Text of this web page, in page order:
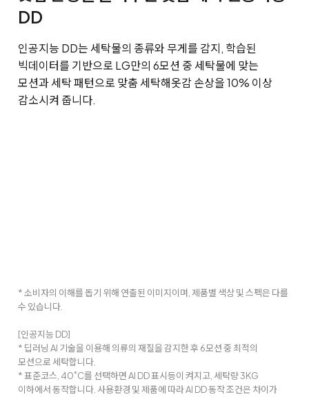
DD
인공지능 DD는 세탁물의 종류와 무게를 감지, 학습된
빅데이터를 기반으로 LG만의 6모션 중 세탁물에 맞는
모션과 세탁 패턴으로 맞춤 세탁해옷감 손상을 10% 이상
감소시켜 줍니다.
* 소비자의 이해를 돕기 위해 연출된 이미지이며, 제품별 색상 및 스펙은 다를
수 있습니다.
[인공지능 DD]
* 딥러닝 AI 기술을 이용해 의류의 재질을 감지한 후 6모션 중 최적의
모션으로 세탁합니다.
* 표준코스, 40˚C를 선택하면 AI DD 표시등이 켜지고, 세탁량 3KG
이하에서 동작합니다. 사용환경 및 제품에 따라 AI DD 동작 조건은 차이가